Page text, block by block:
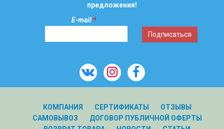
предложения!
E-mail*
КОМПАНИЯ СЕРТИФИКАТЫ
ОТЗЫВЫ
САМОВЫВОЗ
ДОГОВОР ПУБЛИЧНОЙ ОФЕРТЫ